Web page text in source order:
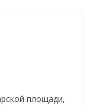
площади,